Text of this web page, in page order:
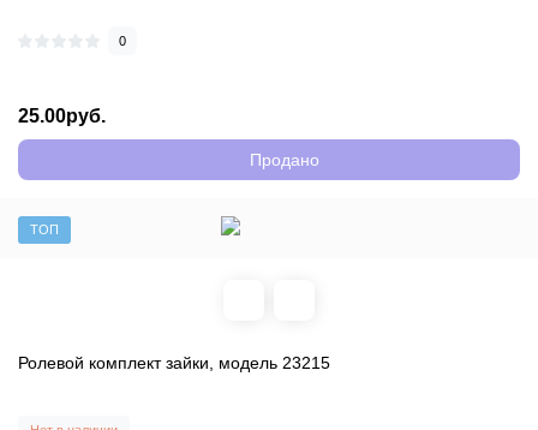
0
25.00руб.
Продано
ТОП
Ролевой комплект зайки, модель 23215